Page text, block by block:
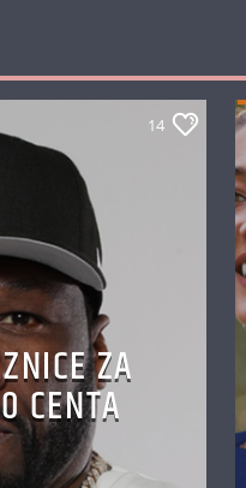
14
ZA
CENTA